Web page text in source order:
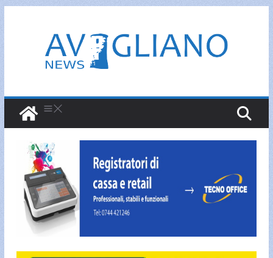
contenuto